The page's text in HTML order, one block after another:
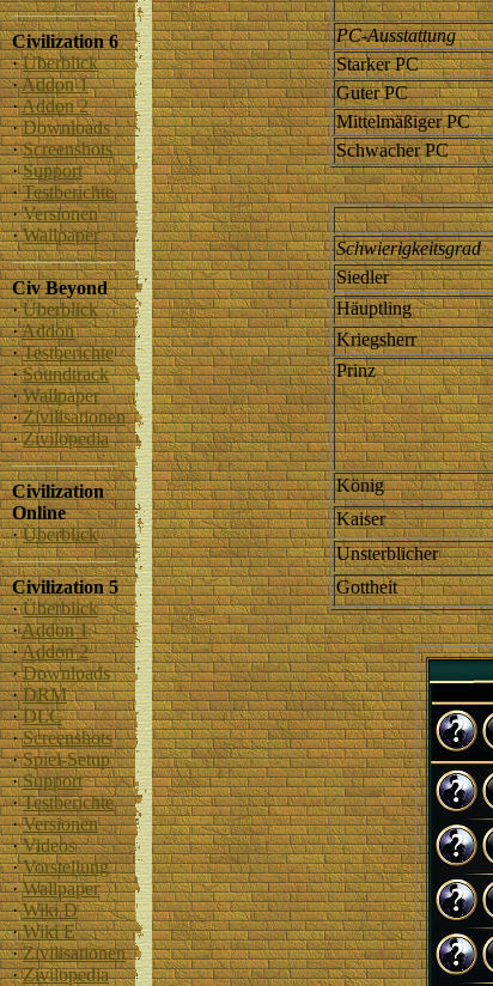
Civilization 6
·Überblick
·Addon 1
·Addon 2
·Downloads
·Screenshots
·Support
·Testberichte
·Versionen
·Wallpaper
Civ Beyond
·Überblick
·Addon
·Testberichte
·Soundtrack
·Wallpaper
·Zivilisationen
·Zivilopedia
Civilization
Online
·Überblick
Civilization 5
·Überblick
·Addon 1
·Addon 2
·Downloads
·DRM
·DLC
·Screenshots
·Spiel-Setup
·Support
·Testberichte
·Versionen
·Videos
·Vorstellung
·Wallpaper
·Wiki D
·Wiki E
·Zivilisationen
·Zivilopedia
PC-Ausstattung
Starker PC
Guter PC
Mittelmäßiger PC
Schwacher PC
Schwierigkeitsgrad
Siedler
Häuptling
Kriegsherr
Prinz
König
Kaiser
Unsterblicher
Gottheit